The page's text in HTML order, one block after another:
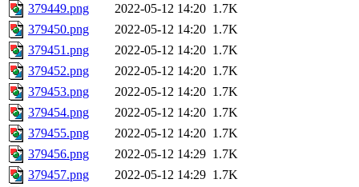
379449.png
2022-05-12 14:20 1.7K
379450.png
2022-05-12 14:20 1.7K
379451.png
2022-05-12 14:20 1.7K
379452.png
2022-05-12 14:20 1.7K
379453.png
2022-05-12 14:20 1.7K
379454.png
2022-05-12 14:20 1.7K
379455.png
2022-05-12 14:20 1.7K
379456.png
2022-05-12 14:29 1.7K
379457.png
2022-05-12 14:29 1.7K